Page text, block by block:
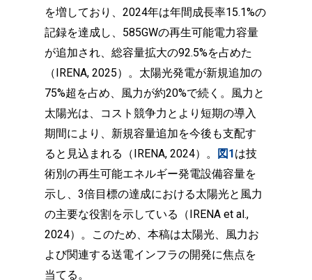
を増しており、2024年は年間成長率15.1%の
記録を達成し、585GWの再生可能電力容量
が追加され、総容量拡大の92.5%を占めた
（IRENA, 2025）。太陽光発電が新規追加の
75%超を占め、風力が約20%で続く。風力と
太陽光は、コスト競争力とより短期の導入
期間により、新規容量追加を今後も支配す
ると見込まれる（IRENA, 2024）。
図1 は技
術別の再生可能エネルギー発電設備容量を
示し、3倍目標の達成における太陽光と風力
の主要な役割を示している（IRENA et al.,
2024）。このため、本稿は太陽光、風力お
よび関連する送電インフラの開発に焦点を
当てる。